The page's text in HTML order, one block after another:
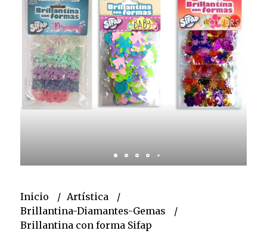
Inicio
Artística
Brillantina-Diamantes-Gemas
Brillantina con forma Sifap